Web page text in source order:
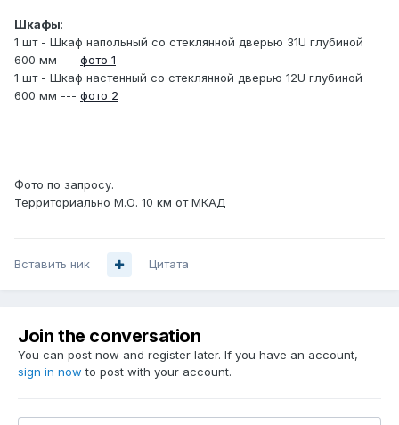
Шкафы:
1 шт - Шкаф напольный со стеклянной дверью 31U глубиной
600 мм --- фото 1
1 шт - Шкаф настенный со стеклянной дверью 12U глубиной
600 мм --- фото 2
Фото по запросу.
Территориально М.О. 10 км от МКАД
Вставить ник Цитата
Join the conversation
You can post now and register later. If you have an account,
sign in now to post with your account.